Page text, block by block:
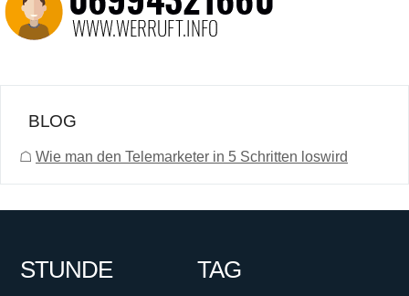
BLOG
☖ Wie man den Telemarketer in 5 Schritten loswird
STUNDE TAG